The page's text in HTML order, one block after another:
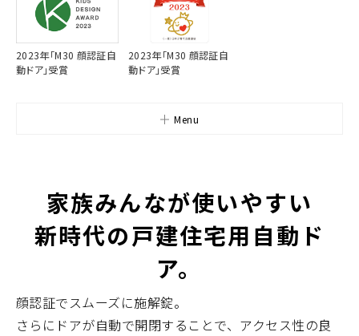
2023年「M30 顔認証自
動ドア」受賞
2023年「M30 顔認証自
動ドア」受賞
Menu
家族みんなが使いやすい
新時代の戸建住宅用自動ド
ア。
顔認証でスムーズに施解錠。
さらにドアが自動で開閉することで、アクセス性の良